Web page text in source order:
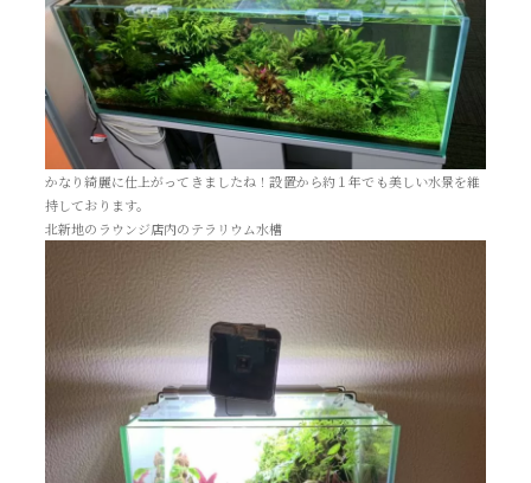
かなり綺麗に仕上がってきましたね！設置から約１年でも美しい水景を維
持しております。
北新地のラウンジ店内のテラリウム水槽